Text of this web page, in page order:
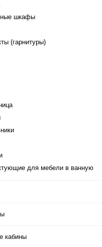
шкафы
(гарнитуры)
для мебели в ванную
кабины